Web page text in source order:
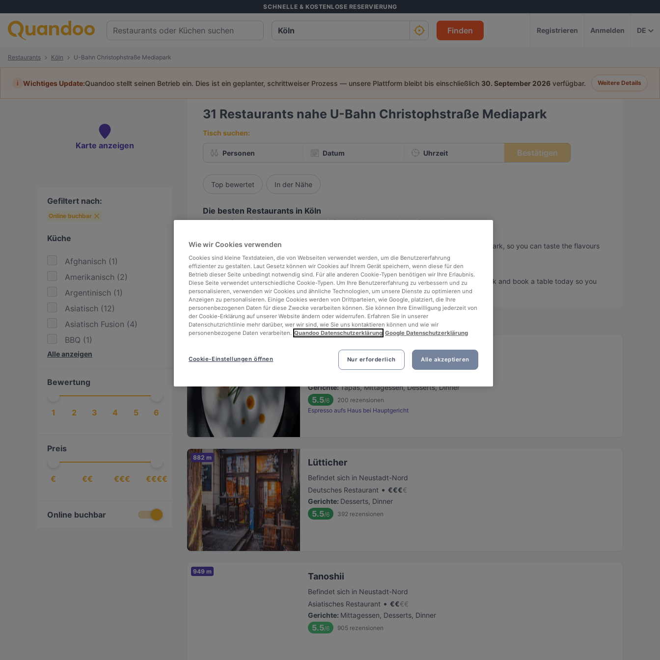
SCHNELLE & KOSTENLOSE RESERVIERUNG
Finden Registrieren Anmelden DE
Restaurants Köln U-Bahn Christophstraße Mediapark
i Wichtiges Update:Quandoo stellt seinen Betrieb ein. Dies ist ein geplanter, schrittweiser Prozess — unsere Plattform bleibt bis einschließlich 30. September 2026 verfügbar. Weitere Details
Karte anzeigen
Gefiltert nach:
Online buchbar
Küche
Afghanisch (1)
Amerikanisch (2)
Argentinisch (1)
Asiatisch (12)
Asiatisch Fusion (4)
BBQ (1)
Burger (
Deutsch
Europäisch
9)
Getränke
Griechisch (1)
Indisch
Italienisch (
Alle anzeigen
Bewertung
1 2 3 4 5 6
Preis
€ €€ €€€ €€€€
Online buchbar
31 Restaurants nahe U-Bahn Christophstraße Mediapark
Tisch suchen:
Personen Datum Uhrzeit Bestätigen
Top bewertet In der Nähe
Die besten Restaurants in Köln
Looking for delicious restaurants near U-Bahn Christophstraße Mediapark?
We've rounded up the top places to eat and drink around U-Bahn Christophstraße Mediapark, so you can taste the flavours
of Köln, without the stress of waiting in line (and getting hungry 😩).
Check out our list of the best restaurants and bars near U-Bahn Christophstraße Mediapark and book a table today so you
can relax, unwind, and enjoy a tasty slice of Köln.
Relevanz
Trapas III Könige
Befindet sich in Neustadt-Nord
Gerichte:Tapas, Mittagessen, Desserts, Dinner
5.5/6 200 rezensionen
Espresso aufs Haus bei Hauptgericht
882 m Lütticher
Befindet sich in Neustadt-Nord
Deutsches Restaurant • €€€€
Gerichte: Desserts, Dinner
5.5/6 392 rezensionen
949 m Tanoshii
Befindet sich in Neustadt-Nord
Asiatisches Restaurant • €€€€
Gerichte: Mittagessen, Desserts, Dinner
5.5/6 905 rezensionen
Wie wir Cookies verwenden
Cookies sind kleine Textdateien, die von Webseiten verwendet werden, um die Benutzererfahrung
effizienter zu gestalten. Laut Gesetz können wir Cookies auf Ihrem Gerät speichern, wenn diese für den
Betrieb dieser Seite unbedingt notwendig sind. Für alle anderen Cookie-Typen benötigen wir Ihre Erlaubnis.
Diese Seite verwendet unterschiedliche Cookie-Typen. Um Ihre Benutzererfahrung zu verbessern und zu
personalisieren, verwenden wir Cookies und ähnliche Technologien, um unsere Dienste zu optimieren und
Anzeigen zu personalisieren. Einige Cookies werden von Drittparteien, wie Google, platziert, die Ihre
personenbezogenen Daten für diese Zwecke verarbeiten können. Sie können Ihre Einwilligung jederzeit von
der Cookie-Erklärung auf unserer Website ändern oder widerrufen. Erfahren Sie in unserer
Datenschutzrichtlinie mehr darüber, wer wir sind, wie Sie uns kontaktieren können und wie wir
personenbezogene Daten verarbeiten. Quandoo Datenschutzerklärung Google Datenschutzerklärung
Nur erforderlich Alle akzeptieren
Cookie-Einstellungen öffnen